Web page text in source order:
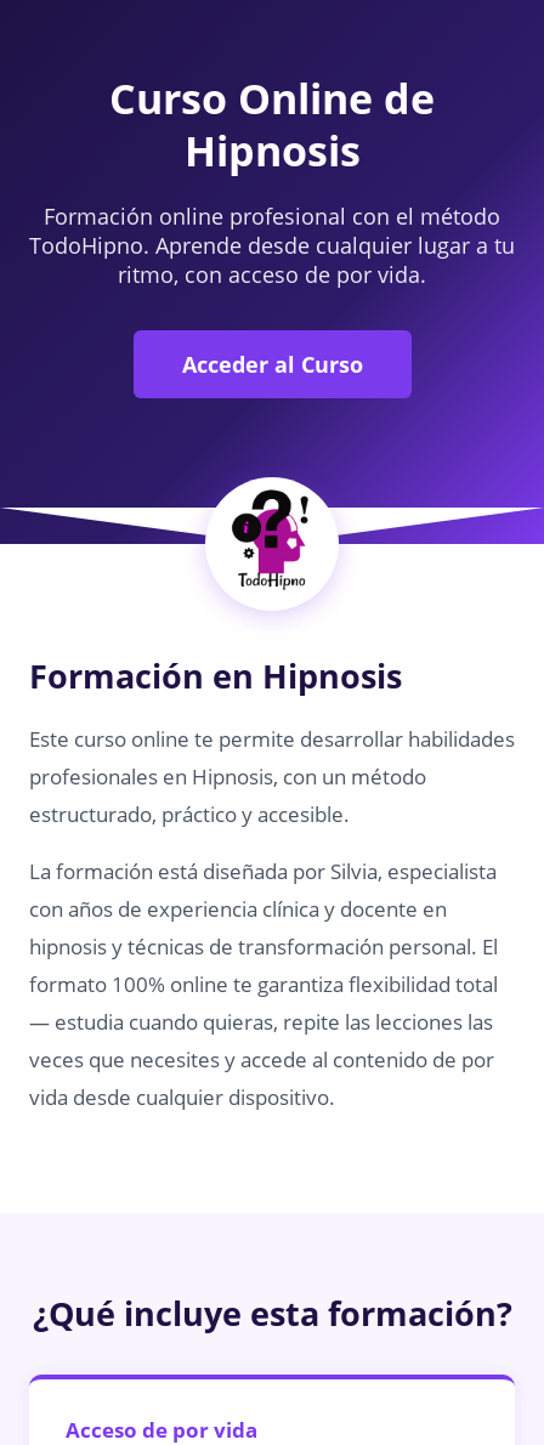
Curso Online de
Hipnosis
Formación online profesional con el método
TodoHipno. Aprende desde cualquier lugar a tu
ritmo, con acceso de por vida.
Acceder al Curso
Formación en Hipnosis
Este curso online te permite desarrollar habilidades
profesionales en Hipnosis, con un método
estructurado, práctico y accesible.
La formación está diseñada por Silvia, especialista
con años de experiencia clínica y docente en
hipnosis y técnicas de transformación personal. El
formato 100% online te garantiza flexibilidad total
— estudia cuando quieras, repite las lecciones las
veces que necesites y accede al contenido de por
vida desde cualquier dispositivo.
¿Qué incluye esta formación?
Acceso de por vida